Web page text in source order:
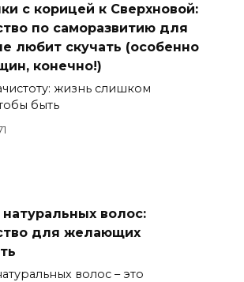
с корицей к Сверхновой:
по саморазвитию для
любит скучать (особенно
конечно!)
жизнь слишком
быть
волос:
для желающих
волос – это